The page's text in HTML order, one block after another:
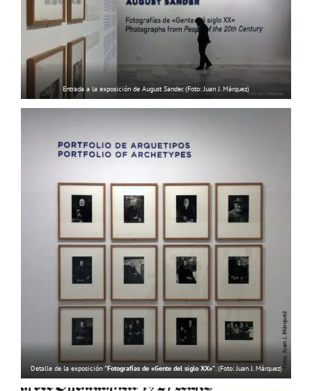
Entrada a la exposición de August Sander. (Foto: Juan J. Márquez)
Detalle de la exposición “Fotografías de «Gente del siglo XX»”. (Foto: Juan J. Márquez)